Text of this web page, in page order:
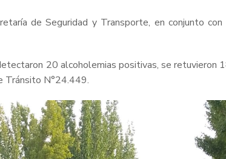
de Seguridad y Transporte, en conjunto
20 alcoholemias positivas, se retuvieron
Tránsito N°24.449.